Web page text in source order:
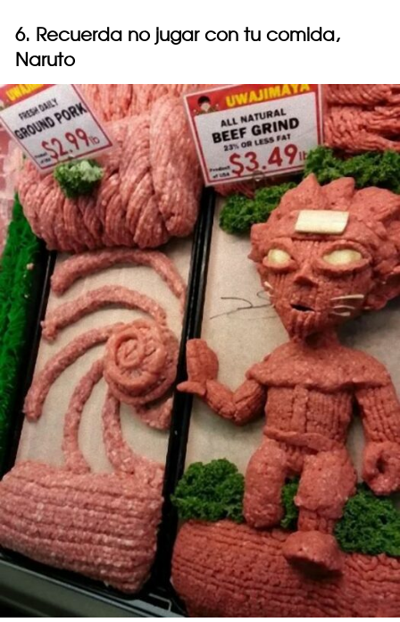
6. Recuerda no jugar con tu comida,
Naruto